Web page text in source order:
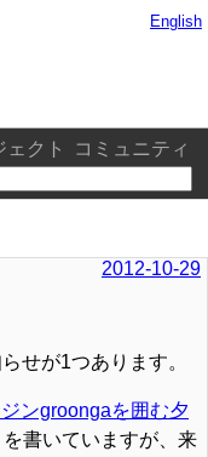
ェクト
コミュニティ
English
2012-10-29
せが1つあります。
ンgroongaを囲む夕
書いていますが、来